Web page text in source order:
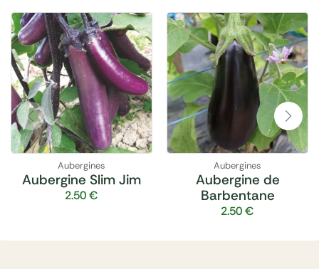
Aubergines
Aubergine Slim Jim
2.50€
Aubergines
Aubergine de
Barbentane
2.50€